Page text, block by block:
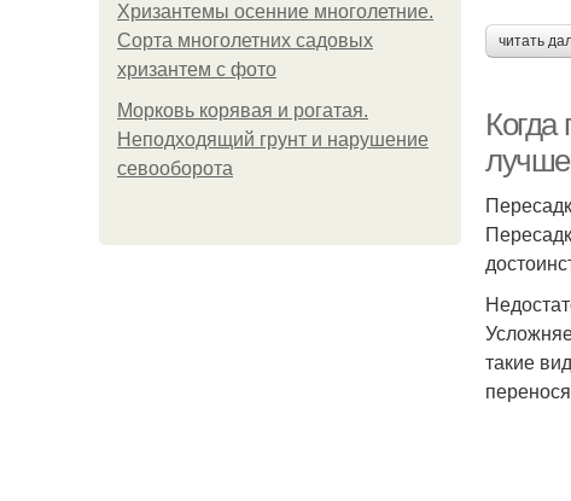
Хризантемы осенние многолетние.
Сорта многолетних садовых
хризантем с фото
Морковь корявая и рогатая.
Неподходящий грунт и нарушение
севооборота
читать
Когда
лучше
такие